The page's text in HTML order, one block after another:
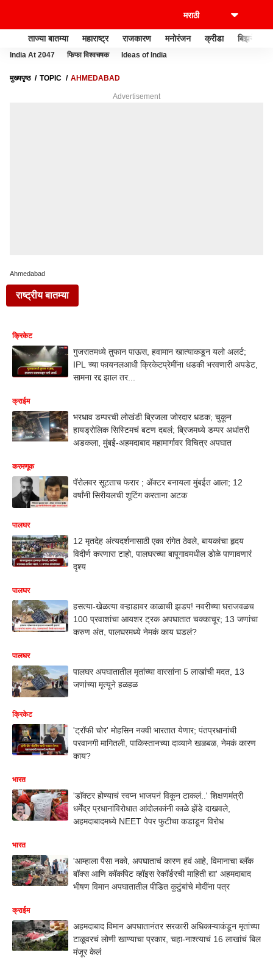
ताज्या बातम्या महाराष्ट्र राजकारण मनोरंजन क्रीडा बिझनेस
India At 2047 फिफा विश्वचषक Ideas of India
मुख्यपृष्ठ TOPIC AHMEDABAD
Advertisement
Ahmedabad
राष्ट्रीय बातम्या
क्रिकेट
गुजरातमध्ये तुफान पाऊस, हवामान खात्याकडून यलो अलर्ट;
IPL च्या फायनलआधी क्रिकेटप्रेमींना धडकी भरवणारी अपडेट,
सामना रद्द झाल तर...
क्राईम
भरधाव डम्परची लोखंडी ब्रिजला जोरदार धडक; चुकून
हायड्रोलिक सिस्टिमचं बटण दबलं; ब्रिजमध्ये डम्पर अधांतरी
अडकला, मुंबई-अहमदाबाद महामार्गावर विचित्र अपघात
करमणूक
पॅरोलवर सूटताच फरार ; ॲक्टर बनायला मुंबईत आला; 12
वर्षांनी सिरीयलची शूटिंग करताना अटक
पालघर
12 मृतदेह अंत्यदर्शनासाठी एका रांगेत ठेवले, बायकांचा हृदय
विदीर्ण करणारा टाहो, पालघरच्या बापूगावमधील डोळे पाणावणारं
दृश्य
पालघर
हसत्या-खेळत्या वऱ्हाडावर काळाची झडप! नवरीच्या घराजवळच
100 प्रवाशांचा आयशर ट्रक अपघातात चक्काचूर; 13 जणांचा
करुण अंत, पालघरमध्ये नेमकं काय घडलं?
पालघर
पालघर अपघातातील मृतांच्या वारसांना 5 लाखांची मदत, 13
जणांच्या मृत्यूने हळहळ
क्रिकेट
'ट्रॉफी चोर' मोहसिन नक्वी भारतात येणार; पंतप्रधानांची
परवानगी मागितली, पाकिस्तानच्या दाव्याने खळबळ, नेमकं कारण
काय?
भारत
'डाॅक्टर होण्याचं स्वप्न भाजपनं विकून टाकलं..' शिक्षणमंत्री
धर्मेंद्र प्रधानांविरोधात आंदोलकांनी काळे झेंडे दाखवले,
अहमदाबादमध्ये NEET पेपर फुटीचा कडाडून विरोध
भारत
'आम्हाला पैसा नको, अपघाताचं कारण हवं आहे, विमानाचा ब्लॅक
बॉक्स आणि कॉकपिट व्हॉइस रेकॉर्डरची माहिती द्या' अहमदाबाद
भीषण विमान अपघातातील पीडित कुटुंबांचे मोदींना पत्र
क्राईम
अहमदाबाद विमान अपघातानंतर सरकारी अधिकाऱ्याकंडून मृतांच्या
टाळूवरचं लोणी खाण्याचा प्रकार, चहा-नाश्त्याचं 16 लाखांचं बिल
मंजूर केलं